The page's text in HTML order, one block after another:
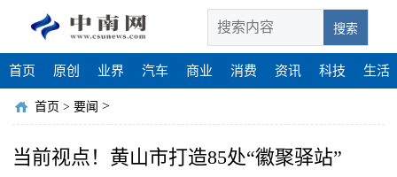
搜索
首页 原创 业界 汽车 商业 消费 资讯 科技 生活
首页 > 要闻 >
当前视点！黄山市打造85处“徽聚驿站”